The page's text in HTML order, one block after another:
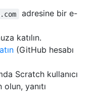
adresine bir e-
katılın.
(GitHub hesabı
Scratch kullanıcı
yanıtı